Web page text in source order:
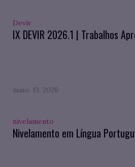
Devir
IX DEVIR 2026.1 | Trabalhos
maio. 13, 2026
nivelamento
Nivelamento em Língua